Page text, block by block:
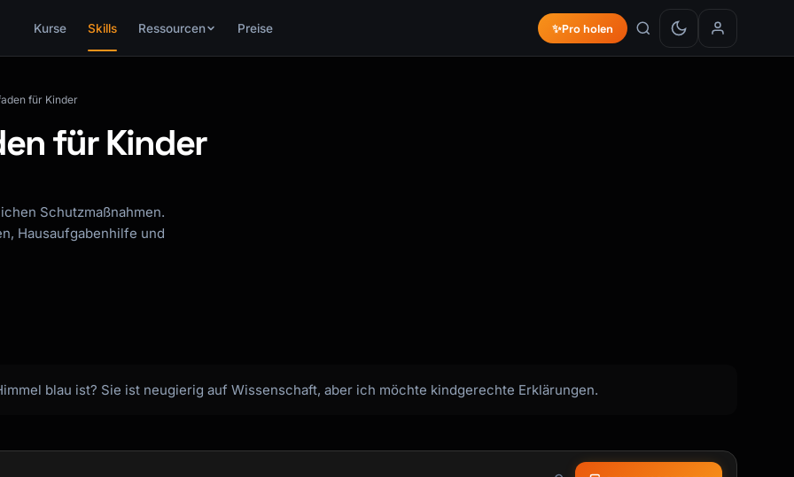
Kurse Skills Ressourcen Preise ✨Pro holen
für Kinder
für Kinder
Schutzmaßnahmen.
Hausaufgabenhilfe und
blau ist? Sie ist neugierig auf Wissenschaft, aber ich möchte kindgerechte Erklärungen.